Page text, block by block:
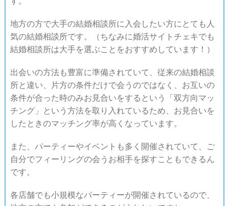
地方の方で大手の結婚相談所に入会したい方にとても人
気の結婚相談所です。（ちなみに婚活サイトチェキでも
結婚相談所は大手を選ぶことをおすすめしています！）
出会いの方法も豊富に準備されていて、従来の結婚相談
所と違い、片方の条件だけで会うのではなく、お互いの
条件が合った時のみお見合いをするという「双方向マッ
チング」という方法を取り入れているため、お見合いを
したときのマッチング率が高くなっています。
また、パーティーやイベントも多く開催されていて、ご
自分でフィーリングの会うお相手を探すこともできるん
です。
各店舗でも小規模なパーティーが開催されているので、